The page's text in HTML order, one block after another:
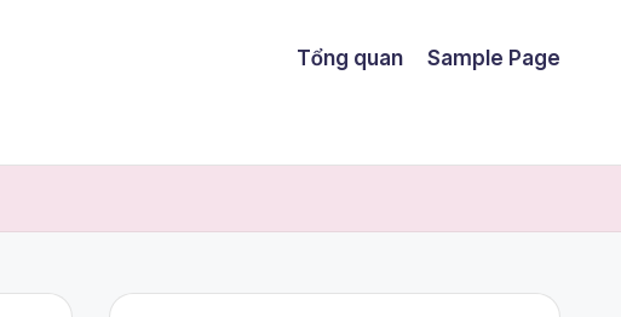
Tổng quan Sample Page